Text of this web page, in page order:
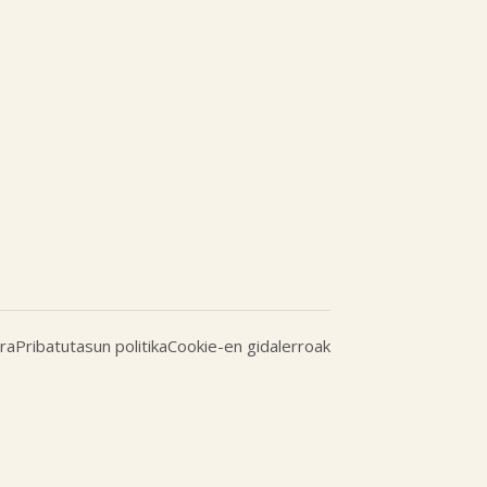
Pribatutasun politikaCookie-en gidalerroak